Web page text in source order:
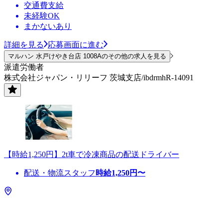
交通費支給
未経験OK
まかないあり
詳細を見る 応募画面に進む
マルハン 水戸けやき台店 1008Aのその他の求人を見る
派遣労働者
株式会社ジャパン・リリーフ 茨城支店/ibdrmhR-14091
【時給1,250円】2t車で冷凍商品の配送ドライバー
配送・物流スタッフ 時給1,250円〜